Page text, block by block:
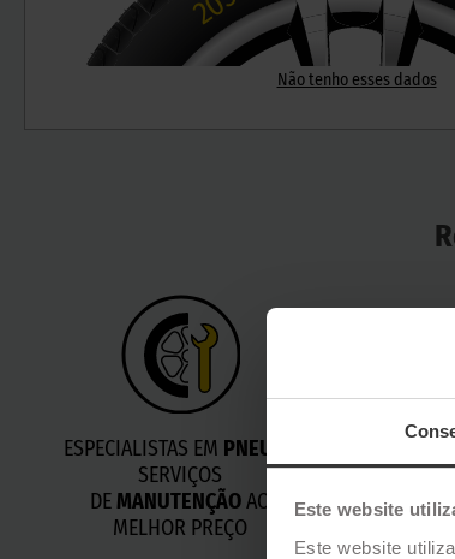
Este website
Este website
Não tenho esses dados
ESPECIALISTAS EM PNEUS
SERVIÇOS
DEMANUTENÇÃOAO
MELHOR PREÇO